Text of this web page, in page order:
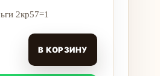
2кр57=1
В КОРЗИНУ